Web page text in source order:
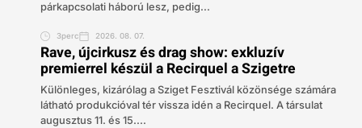
párkapcsolati háború lesz, pedig...
3perc 2026. 08. 07.
Rave, újcirkusz és drag show: exkluzív
premierrel készül a Recirquel a Szigetre
Különleges, kizárólag a Sziget Fesztivál közönsége számára
látható produkcióval tér vissza idén a Recirquel. A társulat
augusztus 11. és 15....